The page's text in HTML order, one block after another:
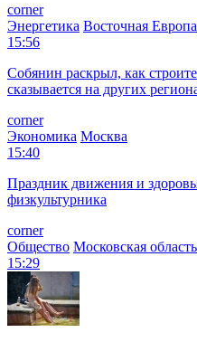
corner
Энергетика Восточная Европа
15:56
Собянин раскрыл, как
сказывается на других
corner
Экономика Москва
15:40
Праздник движения и
физкультурника
corner
Общество Московская область
15:29